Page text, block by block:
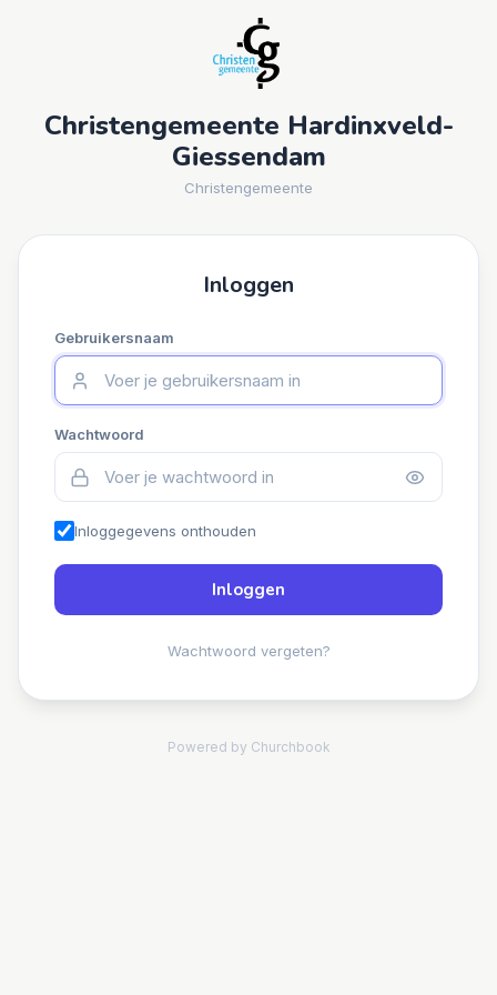
Christengemeente Hardinxveld-
Giessendam
Christengemeente
Inloggen
Gebruikersnaam
Wachtwoord
Inloggegevens onthouden
Inloggen
Wachtwoord vergeten?
Powered by Churchbook